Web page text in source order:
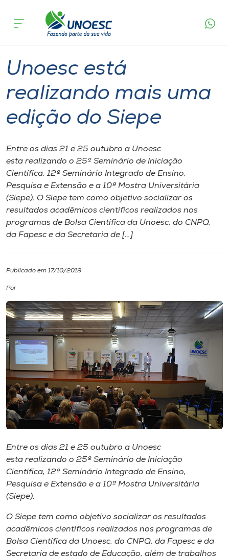
Cursos
Atendimento ao Estudante
Portal de Ensino
A
Unoesc
Internacionalização
Cultura
CPA
Biblioteca
Editora
Museu
Unoesc
Selecione
acontece
Unoesc está
realizando mais uma
edição do Siepe
Entre os dias 21 e 25 outubro a Unoesc
esta realizando o 25º Seminário de Iniciação
Científica, 12º Seminário Integrado de Ensino,
Pesquisa e Extensão e a 10ª Mostra Universitária
(Siepe). O Siepe tem como objetivo socializar os
resultados acadêmicos científicos realizados nos
programas de Bolsa Científica da Unoesc, do CNPQ,
da Fapesc e da Secretaria de […]
Publicado em 17/10/2019
Por
Entre os dias 21 e 25 outubro a Unoesc
esta realizando o 25º Seminário de Iniciação
Científica, 12º Seminário Integrado de Ensino,
Pesquisa e Extensão e a 10ª Mostra Universitária
(Siepe).
O Siepe tem como objetivo socializar os resultados
acadêmicos científicos realizados nos programas de
Bolsa Científica da Unoesc, do CNPQ, da Fapesc e da
Secretaria de estado de Educação, além de trabalhos